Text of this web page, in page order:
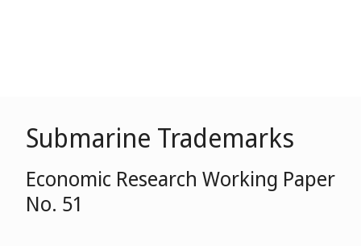
Submarine Trademarks
Economic Research Working Paper
No. 51